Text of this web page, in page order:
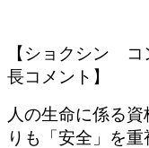
【ショクシン
長コメント】
人の生命に係る
りも「安全」を重